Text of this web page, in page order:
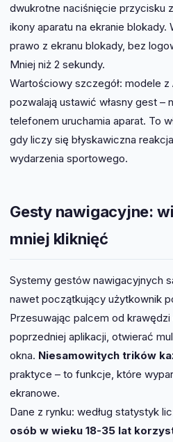
dwukrotne naciśnięcie przycisku
ikony aparatu na ekranie
prawo z ekranu blokady, bez
Mniej niż 2 sekundy.
Wartościowy szczegół: modele z
pozwalają ustawić własny gest –
telefonem uruchamia aparat. To
gdy liczy się błyskawiczna
wydarzenia sportowego.
Gesty nawigacyjne:
mniej kliknięć
Systemy gestów nawigacyjnych
nawet początkujący użytkownik
Przesuwając palcem od
poprzedniej aplikacji, otwierać
okna. Niesamowitych trików
praktyce – to funkcje, które
ekranowe.
Dane z rynku: według statystyk
osób w wieku 18-35 lat